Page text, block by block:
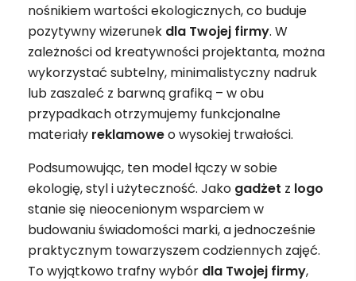
nośnikiem wartości ekologicznych, co buduje
pozytywny wizerunek dla Twojej firmy. W
zależności od kreatywności projektanta, można
wykorzystać subtelny, minimalistyczny nadruk
lub zaszaleć z barwną grafiką – w obu
przypadkach otrzymujemy funkcjonalne
materiały reklamoweo wysokiej trwałości.
Podsumowując, ten model łączy w sobie
ekologię, styl i użyteczność. Jako gadżet z logo
stanie się nieocenionym wsparciem w
budowaniu świadomości marki, a jednocześnie
praktycznym towarzyszem codziennych zajęć.
To wyjątkowo trafny wybór dla Twojej firmy,